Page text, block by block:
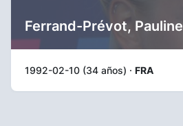
Ferrand-Prévot, Pauline
1992-02-10 (34 años) · FRA